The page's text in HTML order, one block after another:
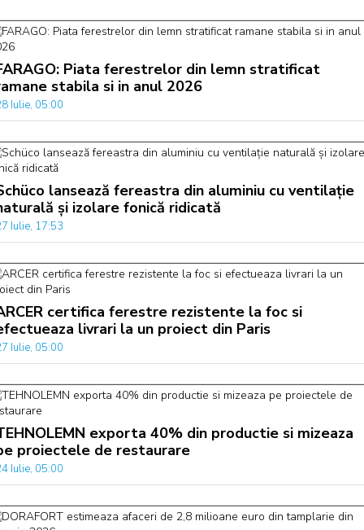
Piata ferestrelor din lemn stratificat
stabila si in anul 2026
Iulie, 05:00
lansează fereastra din aluminiu cu ventilație
și izolare fonică ridicată
Iulie, 17:53
certifica ferestre rezistente la foc si
livrari la un proiect din Paris
Iulie, 05:00
exporta 40% din productie si mizeaza
proiectele de restaurare
Iulie, 05:00